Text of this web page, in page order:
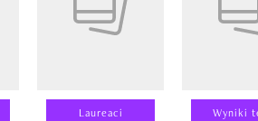
Laureaci Wyniki